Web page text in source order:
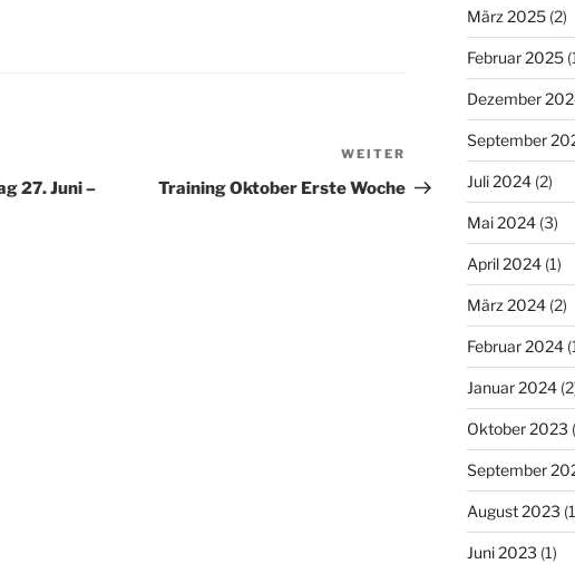
27. Juni –
Nächster
Beitrag
WEITER
Training Oktober Erste Woche
März 2025(2)
Februar 2025
Dezember
September
Juli 2024(2)
Mai 2024(3)
April 2024(1)
März 2024(2)
Februar 2024
Januar 2024
Oktober 2023
September
August 2023
Juni 2023 (1)